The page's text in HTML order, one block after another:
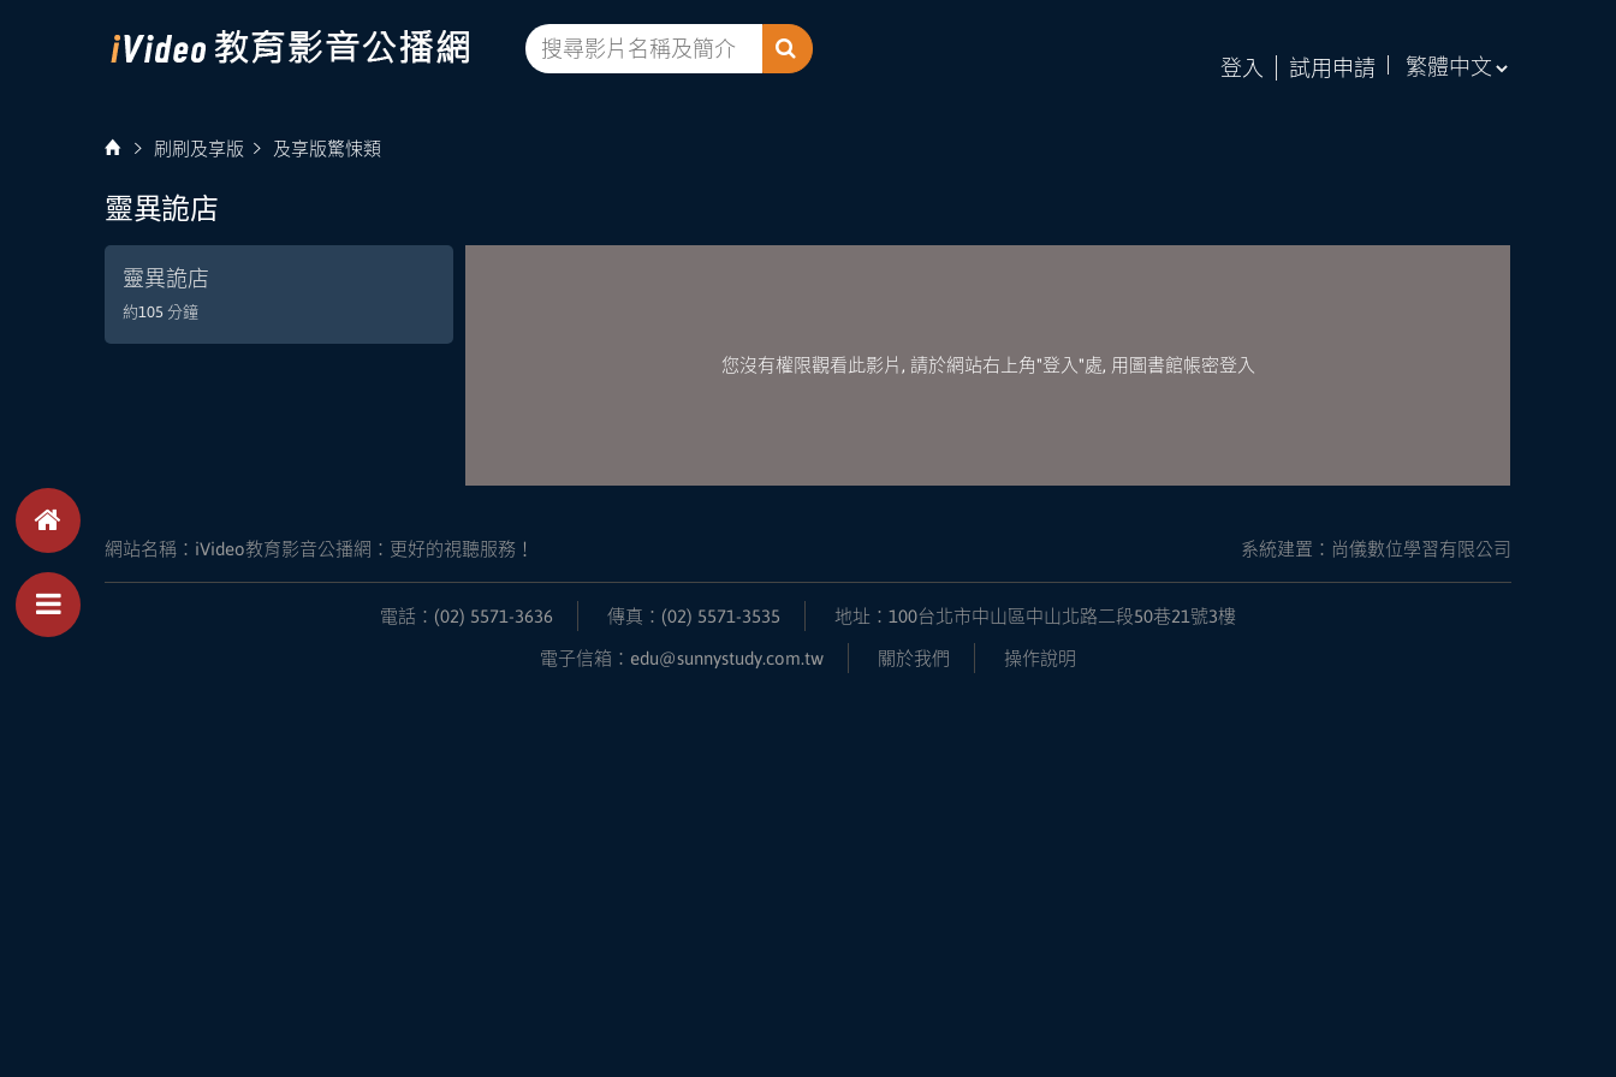
登入 試用申請
刷刷及享版 及享版驚悚類
靈異詭店
靈異詭店
約105 分鐘
您沒有權限觀看此影片, 請於網站右上角"登入"處, 用圖書館帳密登入
網站名稱： iVideo教育影音公播網：更好的視聽服務！ 系統建置：尚儀數位學習有限公司
電話：(02) 5571-3636 傳真：(02) 5571-3535 地址：100台北市中山區中山北路二段50巷21號3樓
電子信箱：edu@sunnystudy.com.tw 關於我們 操作說明